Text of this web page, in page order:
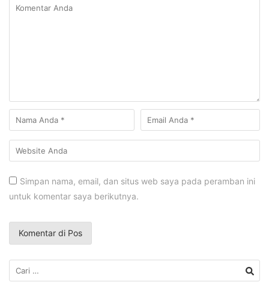
Simpan nama, email, dan situs web saya pada peramban ini
untuk komentar saya berikutnya.
Cari
untuk: